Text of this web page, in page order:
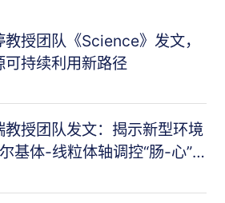
授团队《Science》发文，
持续利用新路径
教授团队发文：揭示新型环境
基体-线粒体轴调控“肠-心”
院） PNAS
） Cell Host & Microbe